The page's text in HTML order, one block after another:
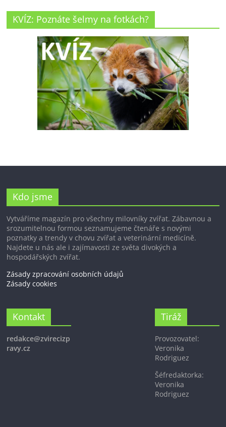
KVÍZ: Poznáte šelmy na fotkách?
Kdo jsme
Vytváříme magazín pro všechny milovníky zvířat. Zábavnou a
srozumitelnou formou seznamujeme čtenáře s novými
poznatky a trendy v chovu zvířat a veterinární medicíně.
Najdete u nás ale i zajímavosti ze světa divokých a
hospodářských zvířat.
Zásady zpracování osobních údajů
Zásady cookies
Kontakt
redakce@zvirecizp
ravy.cz
Tiráž
Provozovatel:
Veronika
Rodriguez
Šéfredaktorka:
Veronika
Rodriguez